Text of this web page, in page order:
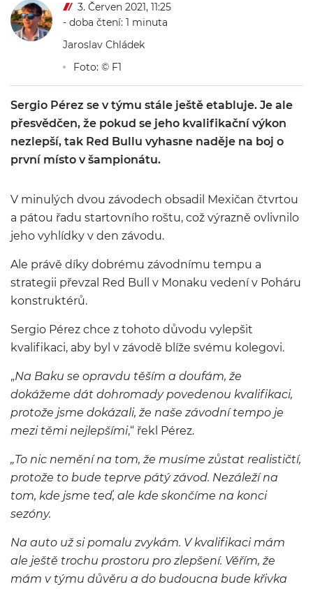
3. Červen 2021, 11:25
- doba čtení: 1 minuta
Jaroslav Chládek
Foto: © F1
Sergio Pérez se v týmu stále ještě etabluje. Je ale
přesvědčen, že pokud se jeho kvalifikační výkon
nezlepší, tak Red Bullu vyhasne naděje na boj o
první místo v šampionátu.
V minulých dvou závodech obsadil Mexičan čtvrtou
a pátou řadu startovního roštu, což výrazně ovlivnilo
jeho vyhlídky v den závodu.
Ale právě díky dobrému závodnímu tempu a
strategii převzal Red Bull v Monaku vedení v Poháru
konstruktérů.
Sergio Pérez chce z tohoto důvodu vylepšit
kvalifikaci, aby byl v závodě blíže svému kolegovi.
„Na Baku se opravdu těším a doufám, že
dokážeme dát dohromady povedenou kvalifikaci,
protože jsme dokázali, že naše závodní tempo je
mezi těmi nejlepšími,“ řekl Pérez.
„To nic nemění na tom, že musíme zůstat realističtí,
protože to bude teprve pátý závod. Nezáleží na
tom, kde jsme teď, ale kde skončíme na konci
sezóny.
Na auto už si pomalu zvykám. V kvalifikaci mám
ale ještě trochu prostoru pro zlepšení. Věřím, že
mám v týmu důvěru a do budoucna bude křivka